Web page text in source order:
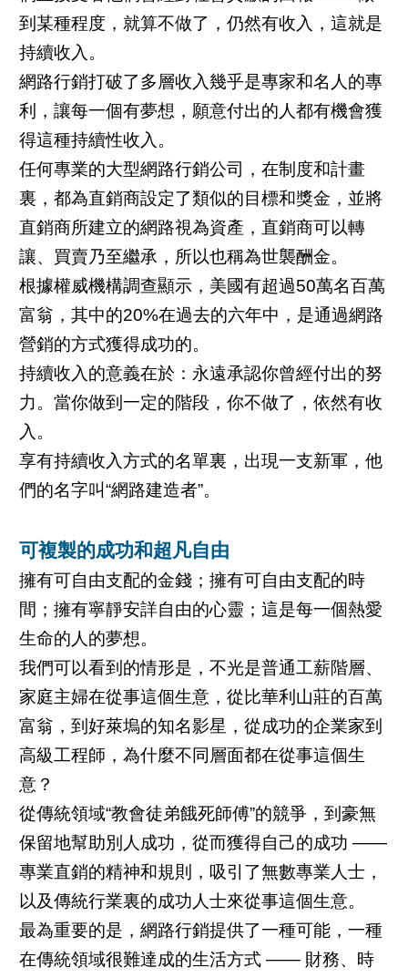
到某種程度，就算不做了，仍然有收入，這就是
持續收入。
網路行銷打破了多層收入幾乎是專家和名人的專
利，讓每一個有夢想，願意付出的人都有機會獲
得這種持續性收入。
任何專業的大型網路行銷公司，在制度和計畫
裏，都為直銷商設定了類似的目標和獎金，並將
直銷商所建立的網路視為資產，直銷商可以轉
讓、買賣乃至繼承，所以也稱為世襲酬金。
根據權威機構調查顯示，美國有超過50萬名百萬
富翁，其中的20%在過去的六年中，是通過網路
營銷的方式獲得成功的。
持續收入的意義在於：永遠承認你曾經付出的努
力。當你做到一定的階段，你不做了，依然有收
入。
享有持續收入方式的名單裏，出現一支新軍，他
們的名字叫“網路建造者”。
可複製的成功和超凡自由
擁有可自由支配的金錢；擁有可自由支配的時
間；擁有寧靜安詳自由的心靈；這是每一個熱愛
生命的人的夢想。
我們可以看到的情形是，不光是普通工薪階層、
家庭主婦在從事這個生意，從比華利山莊的百萬
富翁，到好萊塢的知名影星，從成功的企業家到
高級工程師，為什麼不同層面都在從事這個生
意？
從傳統領域“教會徒弟餓死師傅”的競爭，到豪無
保留地幫助別人成功，從而獲得自己的成功 ——
專業直銷的精神和規則，吸引了無數專業人士，
以及傳統行業裏的成功人士來從事這個生意。
最為重要的是，網路行銷提供了一種可能，一種
在傳統領域很難達成的生活方式 —— 財務、時